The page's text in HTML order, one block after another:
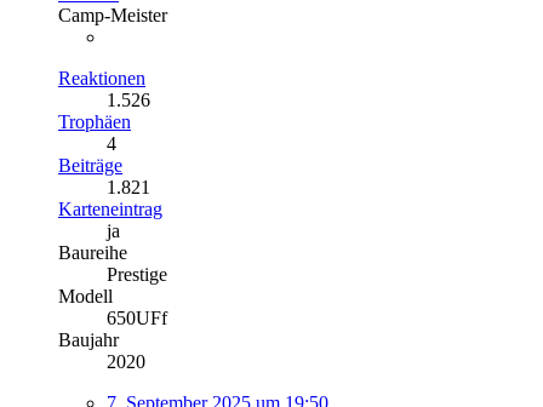
Camp-Meister
Reaktionen
1.526
Trophäen
4
Beiträge
1.821
Karteneintrag
ja
Baureihe
Prestige
Modell
650UFf
Baujahr
2020
7. September 2025 um 19:50